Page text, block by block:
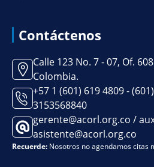
Contáctenos
Calle 123 No. 7 - 07, Of.
Colombia.
+57 1 (601) 619 4809 -
3153568840
gerente@acorl.org.co /
asistente@acorl.org.co
Recuerde: Nosotros no agendamos citas